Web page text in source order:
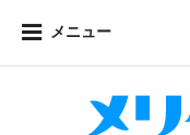
メニュー